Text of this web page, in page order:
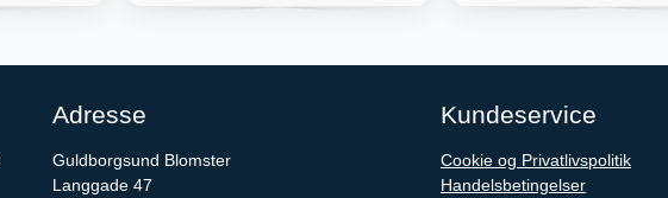
Adresse
Guldborgsund Blomster
Langgade 47
Kundeservice
Cookie og Privatlivspolitik
Handelsbetingelser